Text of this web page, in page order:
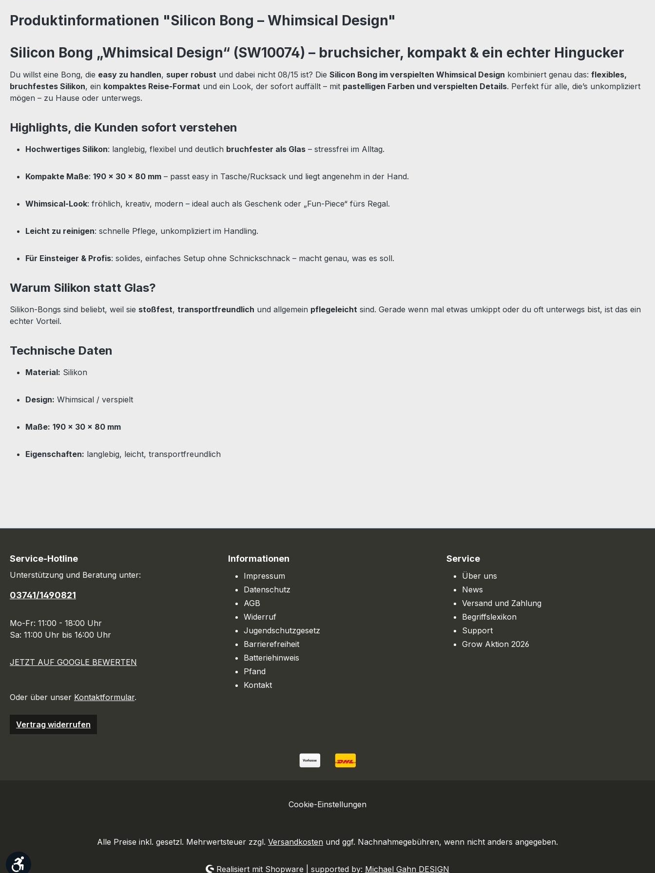
Produktinformationen "Silicon Bong – Whimsical Design"
Silicon Bong „Whimsical Design“ (SW10074) – bruchsicher, kompakt & ein echter Hingucker
Du willst eine Bong, die easy zu handlen, super robust und dabei nicht 08/15 ist? Die Silicon Bong im verspielten Whimsical Design kombiniert genau das: flexibles,
bruchfestes Silikon, ein kompaktes Reise-Format und ein Look, der sofort auffällt – mit pastelligen Farben und verspielten Details. Perfekt für alle, die’s unkompliziert
mögen – zu Hause oder unterwegs.
Highlights, die Kunden sofort verstehen
Hochwertiges Silikon: langlebig, flexibel und deutlich bruchfester als Glas – stressfrei im Alltag.
Kompakte Maße: 190 × 30 × 80 mm – passt easy in Tasche/Rucksack und liegt angenehm in der Hand.
Whimsical-Look: fröhlich, kreativ, modern – ideal auch als Geschenk oder „Fun-Piece“ fürs Regal.
Leicht zu reinigen: schnelle Pflege, unkompliziert im Handling.
Für Einsteiger & Profis: solides, einfaches Setup ohne Schnickschnack – macht genau, was es soll.
Warum Silikon statt Glas?
Silikon-Bongs sind beliebt, weil sie stoßfest, transportfreundlich und allgemein pflegeleicht sind. Gerade wenn mal etwas umkippt oder du oft unterwegs bist, ist das ein
echter Vorteil.
Technische Daten
Material: Silikon
Design: Whimsical / verspielt
Maße: 190 × 30 × 80 mm
Eigenschaften: langlebig, leicht, transportfreundlich
Service-Hotline
Unterstützung und Beratung unter:
03741/1490821
Mo-Fr: 11:00 - 18:00 Uhr
Sa: 11:00 Uhr bis 16:00 Uhr
JETZT AUF GOOGLE BEWERTEN
Oder über unser Kontaktformular.
Vertrag widerrufen
Informationen
Impressum
Datenschutz
AGB
Widerruf
Jugendschutzgesetz
Barrierefreiheit
Batteriehinweis
Pfand
Kontakt
Service
Über uns
News
Versand und Zahlung
Begriffslexikon
Support
Grow Aktion 2026
Cookie-Einstellungen
Alle Preise inkl. gesetzl. Mehrwertsteuer zzgl. Versandkosten und ggf. Nachnahmegebühren, wenn nicht anders angegeben.
Realisiert mit Shopware | supported by: Michael Gahn DESIGN
Werkzeugleiste anzeigen